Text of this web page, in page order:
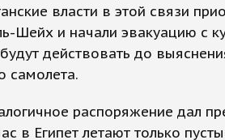
власти в этой связи
Шейх и начали эвакуацию с
действовать до
самолета.
распоряжение дал
в Египет летают только